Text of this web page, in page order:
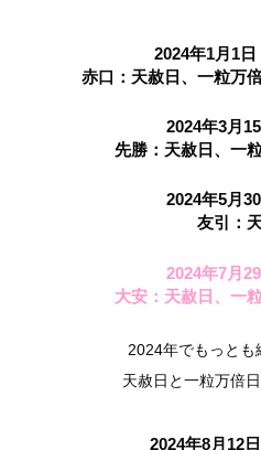
2024年1月1日
赤口：天赦日、一粒万
2024年3月15
先勝：天赦日、一
2024年5月30
友引：
2024年7月29
大安：天赦日、一
2024年でもっとも
天赦日と一粒万倍
2024年8月12